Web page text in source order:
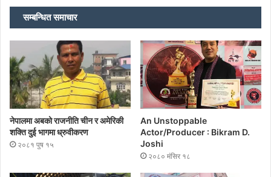
सम्बन्धित समाचार
नेपालमा अबको राजनीति चीन र अमेरिकी
शक्ति दुई भागमा ध्रुवीकरण
२०८१ पुष १५
An Unstoppable
Actor/Producer : Bikram D.
Joshi
२०८० मंसिर १८